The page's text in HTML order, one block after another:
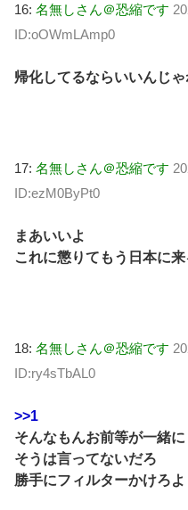
16: 名無しさん＠恐縮です
ID:oOWmLAmp0
帰化してるならいいんじゃ
17: 名無しさん＠恐縮です
ID:ezM0ByPt0
まあいいよ
これに懲りてもう日本に来
18: 名無しさん＠恐縮です
ID:ry4sTbAL0
>>1
そんなもんお前等が一緒
そうは言ってないだろ
勝手にフィルターかけろよ